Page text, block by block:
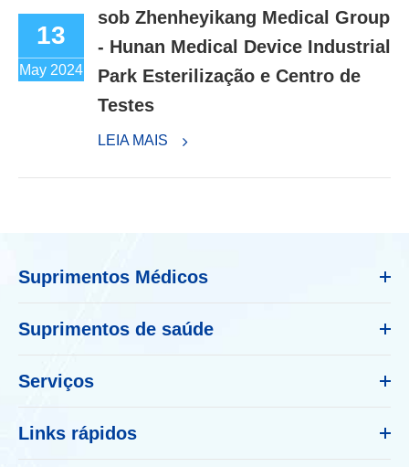
13
May 2024
sob Zhenheyikang Medical Group
- Hunan Medical Device Industrial
Park Esterilização e Centro de
Testes
LEIA MAIS
Suprimentos Médicos
Suprimentos de saúde
Serviços
Links rápidos